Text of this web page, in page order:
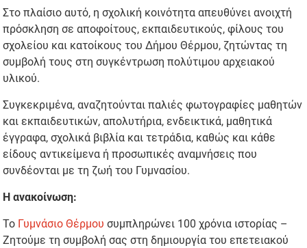
Στο πλαίσιο αυτό, η σχολική κοινότητα απευθύνει ανοιχτή
πρόσκληση σε αποφοίτους, εκπαιδευτικούς, φίλους του
σχολείου και κατοίκους του Δήμου Θέρμου, ζητώντας τη
συμβολή τους στη συγκέντρωση πολύτιμου αρχειακού
υλικού.
Συγκεκριμένα, αναζητούνται παλιές φωτογραφίες μαθητών
και εκπαιδευτικών, απολυτήρια, ενδεικτικά, μαθητικά
έγγραφα, σχολικά βιβλία και τετράδια, καθώς και κάθε
είδους αντικείμενα ή προσωπικές αναμνήσεις που
συνδέονται με τη ζωή του Γυμνασίου.
Η ανακοίνωση:
Το Γυμνάσιο Θέρμου συμπληρώνει 100 χρόνια ιστορίας –
Ζητούμε τη συμβολή σας στη δημιουργία του επετειακού